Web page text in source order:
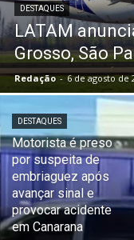
DESTAQUES
LATAM
Grosso, São
Redação - 6 de agosto de
DESTAQUES
Motorista é preso
por suspeita de
embriaguez após
avançar sinal e
provocar acidente
em Canarana